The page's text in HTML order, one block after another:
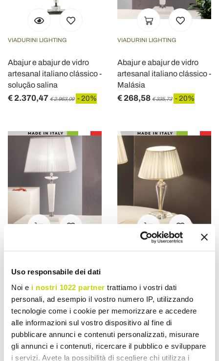
Uso responsabile dei dati
Noi e i nostri 1022 partner trattiamo i vostri dati
personali, ad esempio il vostro numero IP, utilizzando
tecnologie come i cookie per memorizzare e accedere
alle informazioni sul vostro dispositivo al fine di
pubblicare annunci e contenuti personalizzati, misurare
gli annunci e i contenuti, ricercare il pubblico e sviluppare
i servizi. Avete la possibilità di scegliere chi utilizza i
VIADURINI LIGHTING
Abajur e abajur de vidro
artesanal italiano clássico -
solução salina
€ 2.370,47 € 2.963,09 - 20%
VIADURINI LIGHTING
Abajur e abajur de vidro
artesanal italiano clássico -
Malásia
€ 268,58 € 335,73 - 20%
Candeeiro de mesa
italiano - Malásia
€ 406,50 € 508,13 - 20%
VIADURINI LIGHTING
clássico - Rapallo
€ 223,42 € 279,27 - 20%